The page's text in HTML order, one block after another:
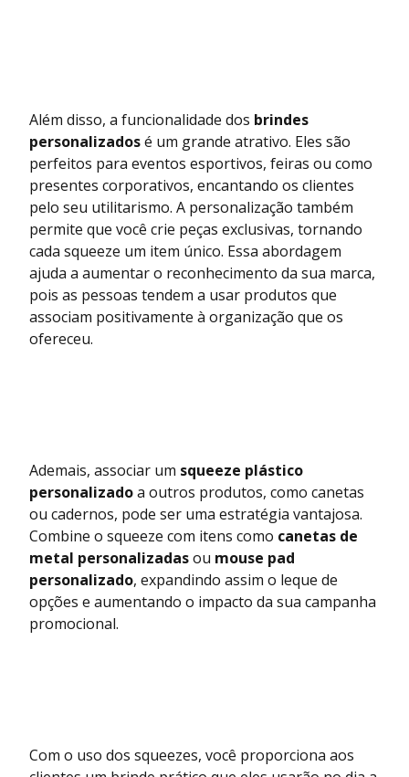
Além disso, a funcionalidade dos brindes
personalizadosé um grande atrativo. Eles são
perfeitos para eventos esportivos, feiras ou como
presentes corporativos, encantando os clientes
pelo seu utilitarismo. A personalização também
permite que você crie peças exclusivas, tornando
cada squeeze um item único. Essa abordagem
ajuda a aumentar o reconhecimento da sua marca,
pois as pessoas tendem a usar produtos que
associam positivamente à organização que os
ofereceu.
Ademais, associar um squeeze plástico
personalizadoa outros produtos, como canetas
ou cadernos, pode ser uma estratégia vantajosa.
Combine o squeeze com itens como canetas de
metal personalizadasou mouse pad
personalizado, expandindo assim o leque de
opções e aumentando o impacto da sua campanha
promocional.
Com o uso dos squeezes, você proporciona aos